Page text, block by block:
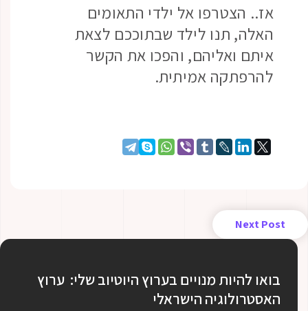
אז.. הצטרפו אל ילדי התאומים
האלה, תנו לילד שבתוככם לצאת
איתם ואליהם, והפכו את הקשר
להרפתקה אמיתית.
Next Post
בואו להיות מנויים בערוץ היוטיוב שלי: ערוץ
האסטרולוגיה הישראלי